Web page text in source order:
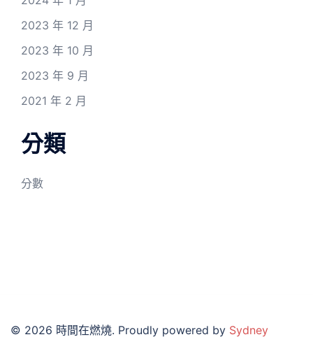
2023 年 12 月
2023 年 10 月
2023 年 9 月
2021 年 2 月
分類
分數
© 2026 時間在燃燒. Proudly powered by Sydney